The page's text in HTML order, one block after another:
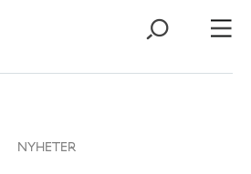
NYHETER